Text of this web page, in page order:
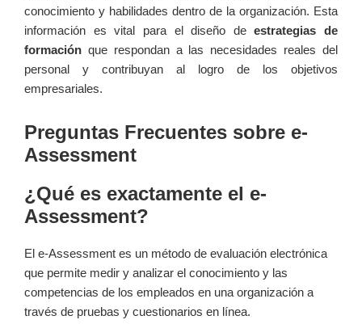
conocimiento y habilidades dentro de la organización. Esta
información es vital para el diseño deestrategias de
formación que respondan a las‌ necesidades reales del
personal y contribuyan al logro de los objetivos
empresariales.
Preguntas Frecuentes sobre‍ e-
Assessment
¿Qué es exactamente ⁣el ‌e-
Assessment?
El e-Assessment ‍es un método de evaluación electrónica
que permite medir⁤ y analizar el conocimiento y las
competencias ‌de los empleados‍ en una organización a
través de pruebas y cuestionarios en línea.